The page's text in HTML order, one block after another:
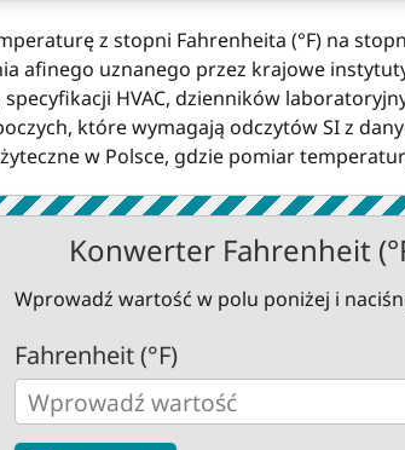
z stopni Fahrenheita (°F) na
afinego uznanego przez krajowe
HVAC, dzienników
które wymagają odczytów SI z
w Polsce, gdzie pomiar
Konwerter Fahrenheit
Wprowadź wartość w polu poniżej i
Fahrenheit (°F)